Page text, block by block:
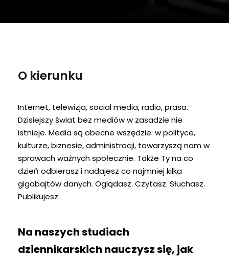
O kierunku
Internet, telewizja, social media, radio, prasa.
Dzisiejszy świat bez mediów w zasadzie nie
istnieje. Media są obecne wszędzie: w polityce,
kulturze, biznesie, administracji, towarzyszą nam w
sprawach ważnych społecznie. Także Ty na co
dzień odbierasz i nadajesz co najmniej kilka
gigabajtów danych. Oglądasz. Czytasz. Słuchasz.
Publikujesz.
Na naszych studiach
dziennikarskich nauczysz się, jak